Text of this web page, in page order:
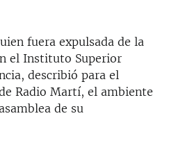
fuera expulsada de la
el Instituto Superior
describió para el
Radio Martí, el ambiente
de su